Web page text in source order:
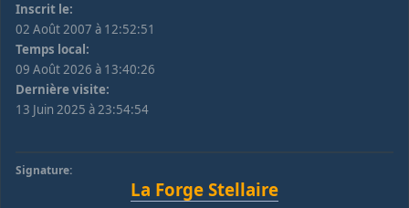
Inscrit le:
02 Août 2007 à 12:52:51
Temps local:
09 Août 2026 à 13:40:26
Dernière visite:
13 Juin 2025 à 23:54:54
Signature:
La Forge Stellaire